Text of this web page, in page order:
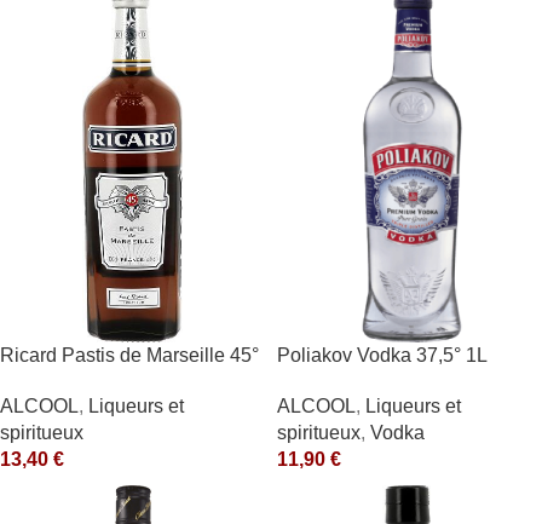
Ricard Pastis de Marseille 45°
ALCOOL, Liqueurs et
spiritueux
13,40 €
Poliakov Vodka 37,5° 1L
ALCOOL, Liqueurs et
spiritueux, Vodka
11,90 €